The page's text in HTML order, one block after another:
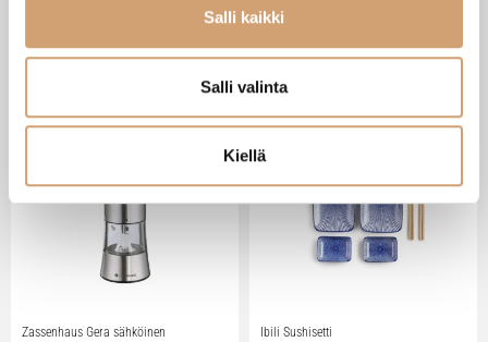
Salli kaikki
Salli valinta
Kiellä
VIIMEISIMMÄT TUOTTEET
Zassenhaus Gera sähköinen
Ibili Sushisetti